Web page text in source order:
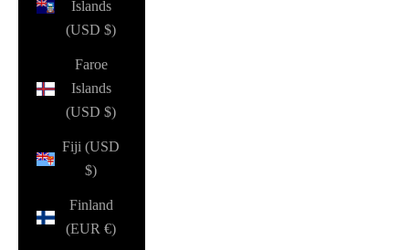
Islands
(USD $)
Faroe
Islands
(USD $)
Fiji (USD
$)
Finland
(EUR €)